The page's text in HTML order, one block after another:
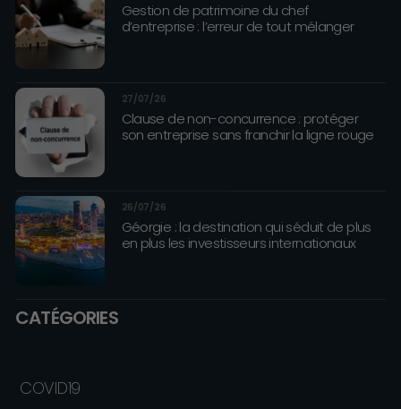
Gestion de patrimoine du chef
d’entreprise : l’erreur de tout mélanger
27/07/26
Clause de non-concurrence : protéger
son entreprise sans franchir la ligne rouge
26/07/26
Géorgie : la destination qui séduit de plus
en plus les investisseurs internationaux
CATÉGORIES
COVID19